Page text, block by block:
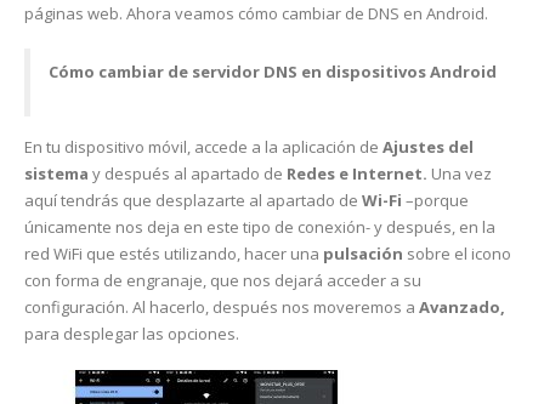
páginas web. Ahora veamos cómo cambiar de DNS en Android.
Cómo cambiar de servidor DNS en dispositivos Android
En tu dispositivo móvil, accede a la aplicación de Ajustes del
sistema y después al apartado de Redes e Internet. Una vez
aquí tendrás que desplazarte al apartado de Wi-Fi –porque
únicamente nos deja en este tipo de conexión- y después, en la
red WiFi que estés utilizando, hacer una pulsación sobre el icono
con forma de engranaje, que nos dejará acceder a su
configuración. Al hacerlo, después nos moveremos a Avanzado,
para desplegar las opciones.